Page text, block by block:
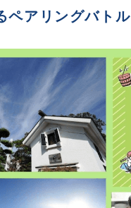
ペアリングバトル